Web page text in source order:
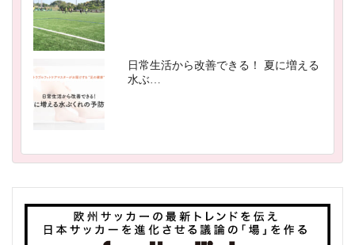
日常生活から改善できる！ 夏に増える
水ぶ…